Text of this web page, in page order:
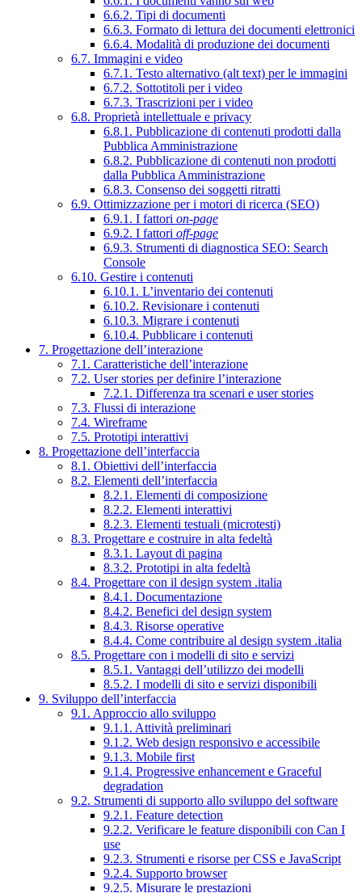
6.6.2. Tipi di documenti
6.6.3. Formato di lettura dei documenti elettronici
6.6.4. Modalità di produzione dei documenti
6.7. Immagini e video
6.7.1. Testo alternativo (alt text) per le immagini
6.7.2. Sottotitoli per i video
6.7.3. Trascrizioni per i video
6.8. Proprietà intellettuale e privacy
6.8.1. Pubblicazione di contenuti prodotti dalla
Pubblica Amministrazione
6.8.2. Pubblicazione di contenuti non prodotti
dalla Pubblica Amministrazione
6.8.3. Consenso dei soggetti ritratti
6.9. Ottimizzazione per i motori di ricerca (SEO)
6.9.1. I fattori on-page
6.9.2. I fattori off-page
6.9.3. Strumenti di diagnostica SEO: Search
Console
6.10. Gestire i contenuti
6.10.1. L’inventario dei contenuti
6.10.2. Revisionare i contenuti
6.10.3. Migrare i contenuti
6.10.4. Pubblicare i contenuti
7. Progettazione dell’interazione
7.1. Caratteristiche dell’interazione
7.2. User stories per definire l’interazione
7.2.1. Differenza tra scenari e user stories
7.3. Flussi di interazione
7.4. Wireframe
7.5. Prototipi interattivi
8. Progettazione dell’interfaccia
8.1. Obiettivi dell’interfaccia
8.2. Elementi dell’interfaccia
8.2.1. Elementi di composizione
8.2.2. Elementi interattivi
8.2.3. Elementi testuali (microtesti)
8.3. Progettare e costruire in alta fedeltà
8.3.1. Layout di pagina
8.3.2. Prototipi in alta fedeltà
8.4. Progettare con il design system .italia
8.4.1. Documentazione
8.4.2. Benefici del design system
8.4.3. Risorse operative
8.4.4. Come contribuire al design system .italia
8.5. Progettare con i modelli di sito e servizi
8.5.1. Vantaggi dell’utilizzo dei modelli
8.5.2. I modelli di sito e servizi disponibili
9. Sviluppo dell’interfaccia
9.1. Approccio allo sviluppo
9.1.1. Attività preliminari
9.1.2. Web design responsivo e accessibile
9.1.3. Mobile first
9.1.4. Progressive enhancement e Graceful
degradation
9.2. Strumenti di supporto allo sviluppo del software
9.2.1. Feature detection
9.2.2. Verificare le feature disponibili con Can I
use
9.2.3. Strumenti e risorse per CSS e JavaScript
9.2.4. Supporto browser
9.2.5. Misurare le prestazioni